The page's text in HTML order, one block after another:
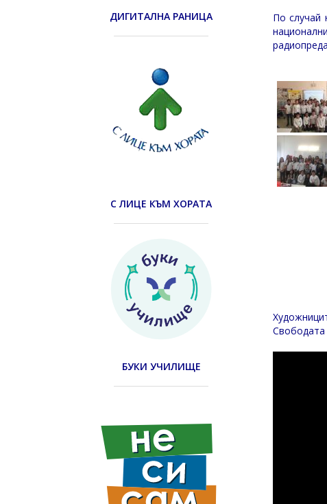
По случай
Свободата
ДИГИТАЛНА РАНИЦА
С ЛИЦЕ КЪМ ХОРАТА
БУКИ УЧИЛИЩЕ